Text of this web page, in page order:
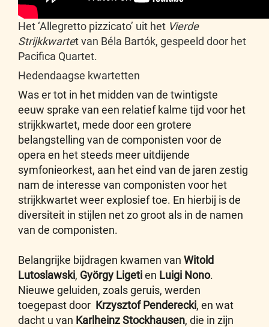
Het ‘Allegretto pizzicato’ uit het Vierde
Strijkkwartet van Béla Bartók, gespeeld door het
Pacifica Quartet.
Hedendaagse kwartetten
Was er tot in het midden van de twintigste
eeuw sprake van een relatief kalme tijd voor het
strijkkwartet, mede door een grotere
belangstelling van de componisten voor de
opera en het steeds meer uitdijende
symfonieorkest, aan het eind van de jaren zestig
nam de interesse van componisten voor het
strijkkwartet weer explosief toe. En hierbij is de
diversiteit in stijlen net zo groot als in de namen
van de componisten.
Belangrijke bijdragen kwamen van Witold
Lutoslawski, György Ligetien Luigi Nono.
Nieuwe geluiden, zoals geruis, werden
toegepast door Krzysztof Penderecki, en wat
dacht u van Karlheinz Stockhausen, die in zijn